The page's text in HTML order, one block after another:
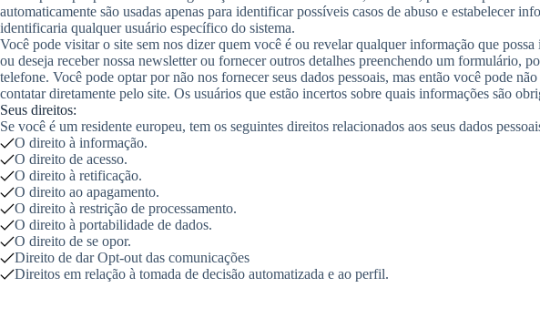
automaticamente são usadas apenas para identificar possíveis casos de abuso e estabelecer
identificaria qualquer usuário específico do sistema.
Você pode visitar o site sem nos dizer quem você é ou revelar qualquer informação que
ou deseja receber nossa newsletter ou fornecer outros detalhes preenchendo um formulário,
telefone. Você pode optar por não nos fornecer seus dados pessoais, mas então você pode
contatar diretamente pelo site. Os usuários que estão incertos sobre quais informações são
Seus direitos:
Se você é um residente europeu, tem os seguintes direitos relacionados aos seus dados
O direito à informação.
O direito de acesso.
O direito à retificação.
O direito ao apagamento.
O direito à restrição de processamento.
O direito à portabilidade de dados.
O direito de se opor.
Direito de dar Opt-out das comunicações
Direitos em relação à tomada de decisão automatizada e ao perfil.